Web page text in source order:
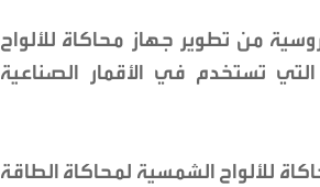
من تطوير جهاز محاكاة للألواح
تستخدم في الأقمار الصناعية
للألواح الشمسية لمحاكاة الطاقة